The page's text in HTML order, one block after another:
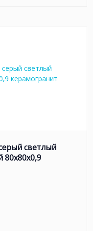
светлый
80x80x0,9